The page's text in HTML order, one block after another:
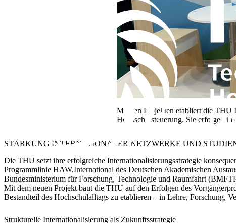
Mit den Projekten etabliert die THU
Hochschulsteuerung. Sie erfolgen
STÄRKUNG INTERNATIONALER NETZWERKE UND
​Die THU setzt ihre erfolgreiche Internationalisierungsstrategie
Programmlinie HAW.International des Deutschen Akademischen
Bundesministerium für Forschung, Technologie und Raumfahrt
Mit dem neuen Projekt baut die THU auf den Erfolgen des
Bestandteil des Hochschulalltags zu etablieren – in Lehre, Forschung,
Strukturelle Internationalisierung als Zukunftsstrategie